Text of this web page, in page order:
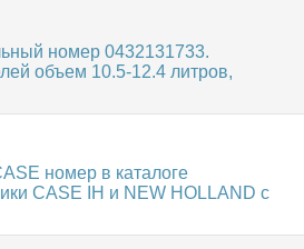
номер 0432131733.
объем 10.5-12.4 литров,
номер в каталоге
CASE IH и NEW HOLLAND с